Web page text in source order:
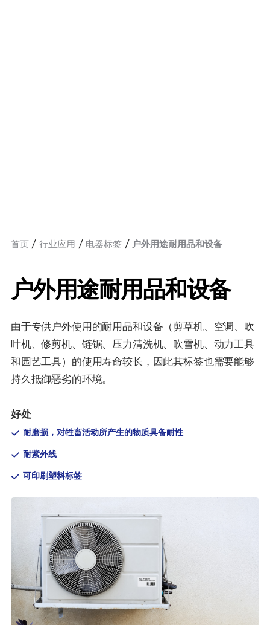
首页 行业应用 电器标签 户外用途耐用品和设备
户外用途耐用品和设备
由于专供户外使用的耐用品和设备（剪草机、空调、吹
叶机、修剪机、链锯、压力清洗机、吹雪机、动力工具
和园艺工具）的使用寿命较长，因此其标签也需要能够
持久抵御恶劣的环境。
好处
耐磨损，对牲畜活动所产生的物质具备耐性
耐紫外线
可印刷塑料标签